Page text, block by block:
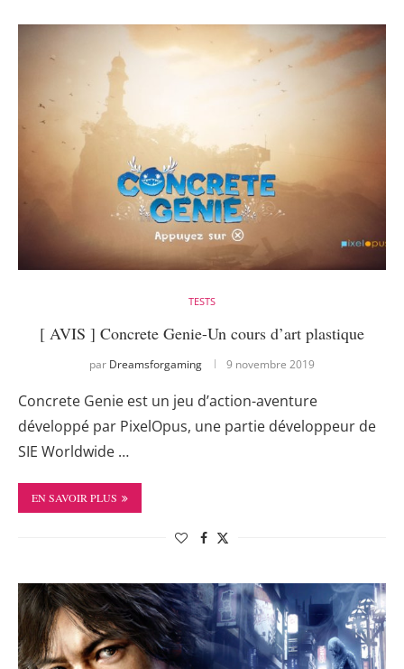
TESTS
[ AVIS ] Concrete Genie-Un cours d’art plastique
par Dreamsforgaming 9 novembre 2019
Concrete Genie est un jeu d’action-aventure
développé par PixelOpus, une partie développeur de
SIE Worldwide …
EN SAVOIR PLUS